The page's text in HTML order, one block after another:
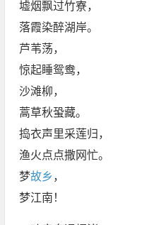
墟烟飘过竹寮，
落霞染醉湖岸。
芦苇荡，
惊起睡鸳鸯，
沙滩柳，
蒿草秋蛩藏。
捣衣声里采莲归，
渔火点点撒网忙。
梦故乡 ，
梦江南！